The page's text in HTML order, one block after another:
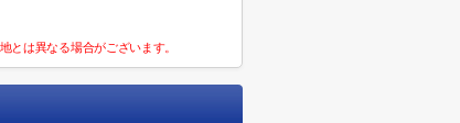
は異なる場合がございます。